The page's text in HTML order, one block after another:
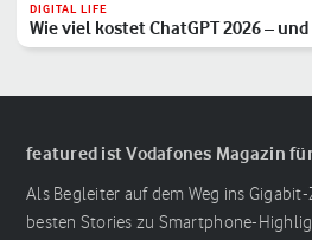
DIGITAL LIFE
Wie viel kostet ChatGPT 2026 –
featured ist Vodafones Magazin
Als Begleiter auf dem Weg ins
besten Stories zu Smartphone-